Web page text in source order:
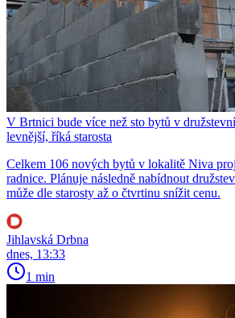
V Brtnici bude více než sto bytů v
levnější, říká starosta
Celkem 106 nových bytů v lokalitě Niva
radnice. Plánuje následně nabídnout
může dle starosty až o čtvrtinu snížit cenu.
Jihlavská Drbna
dnes, 13:33
1 min